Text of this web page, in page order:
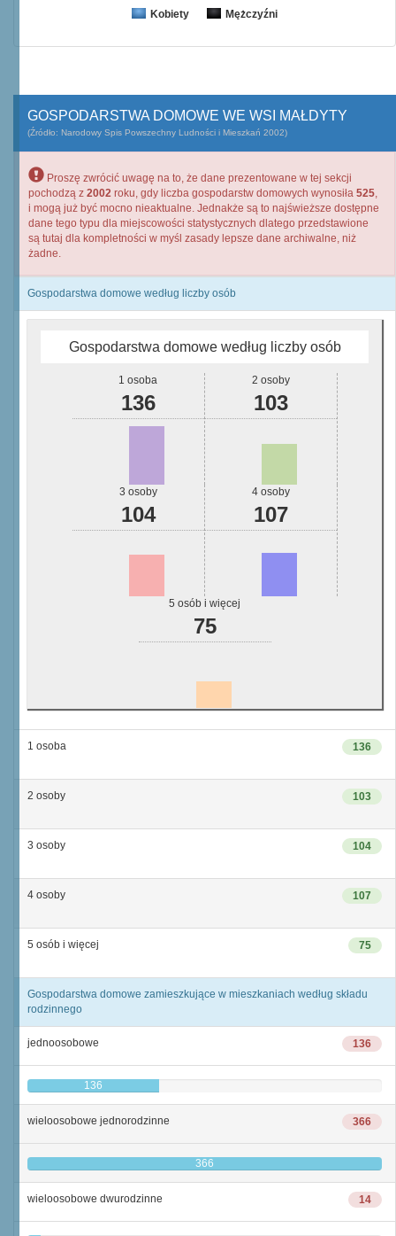
Kobiety Mężczyźni
GOSPODARSTWA DOMOWE WE WSI MAŁDYTY
(Źródło: Narodowy Spis Powszechny Ludności i Mieszkań 2002)
Proszę zwrócić uwagę na to, że dane prezentowane w tej sekcji
pochodzą z 2002 roku, gdy liczba gospodarstw domowych wynosiła 525,
i mogą już być mocno nieaktualne. Jednakże są to najświeższe dostępne
dane tego typu dla miejscowości statystycznych dlatego przedstawione
są tutaj dla kompletności w myśl zasady lepsze dane archiwalne, niż
żadne.
Gospodarstwa domowe według liczby osób
Gospodarstwa domowe według liczby osób
1 osoba
136
2 osoby
103
3 osoby
104
4 osoby
107
5 osób i więcej
75
136
1 osoba
103
2 osoby
104
3 osoby
107
4 osoby
75
5 osób i więcej
Gospodarstwa domowe zamieszkujące w mieszkaniach według składu
rodzinnego
136
jednoosobowe
136
366
wieloosobowe jednorodzinne
366
14
wieloosobowe dwurodzinne